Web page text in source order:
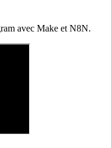
avec Make et N8N.